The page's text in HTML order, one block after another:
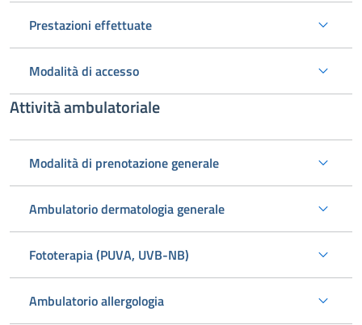
Prestazioni effettuate
Modalità di accesso
Attività ambulatoriale
Modalità di prenotazione generale
Ambulatorio dermatologia generale
Fototerapia (PUVA, UVB-NB)
Ambulatorio allergologia